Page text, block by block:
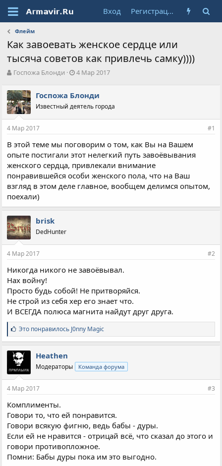
Вход Регистрация
Флейм
Как завоевать женское сердце или
тысяча советов как привлечь самку))))
А
т
о
р
т
е
ы
Госпожа Блонди
Д
а
н
л
а
4 Мар 2017
Госпожа Блонди
Известный деятель города
4 Мар 2017 #1
В этой теме мы поговорим о том, как Вы на Вашем
опыте постигали этот нелегкий путь завоёвывания
женского сердца, привлекали внимание
понравившейся особи женского пола, что на Ваш
взгляд в этом деле главное, вообщем делимся опытом,
поехали)
brisk
DedHunter
4 Мар 2017 #2
Никогда никого не завоёвывал.
Нах войну!
Просто будь собой! Не притворяйся.
Не строй из себя хер его знает что.
И ВСЕГДА полюса магнита найдут друг друга.
С
и
м
п
а
т
и
:
Это понравилось J0nny Magic
Heathen
Модераторы Команда форума
4 Мар 2017 #3
Комплименты.
Говори то, что ей понравится.
Говори всякую фигню, ведь бабы - дуры.
Если ей не нравится - отрицай всё, что сказал до этого и
говори противопложное.
Помни: Бабы дуры пока им это выгодно.